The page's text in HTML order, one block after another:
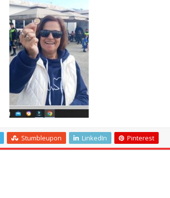
Stumbleupon LinkedIn Pinterest